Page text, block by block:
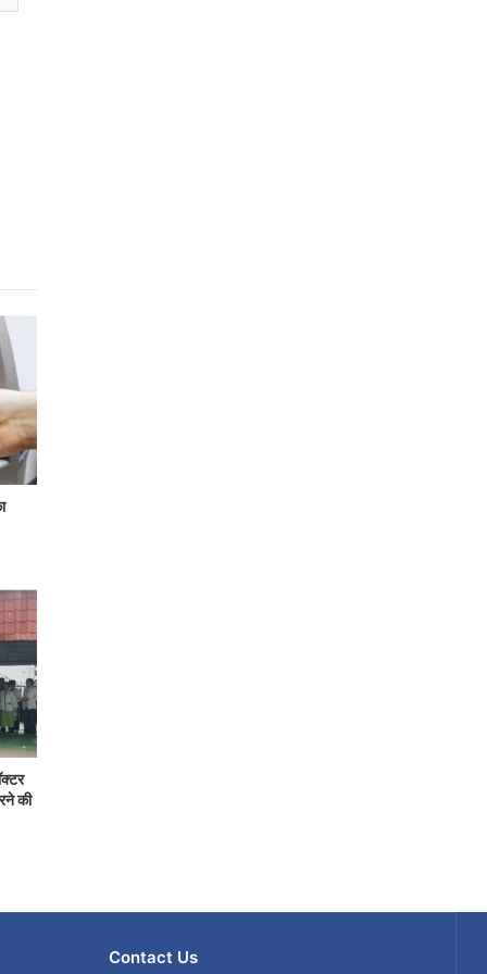
की
Contact Us